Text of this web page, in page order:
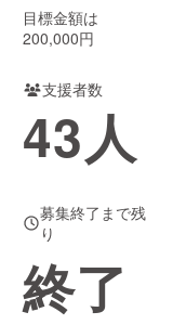
目標金額は
200,000円
支援者数
43人
募集終了まで残
り
終了